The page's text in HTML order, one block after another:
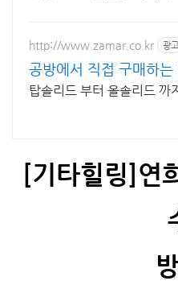
http://www.zamar.co.kr 광고
공방에서 직접 구매하는
탑솔리드 부터 올솔리드 까
[기타힐링]연